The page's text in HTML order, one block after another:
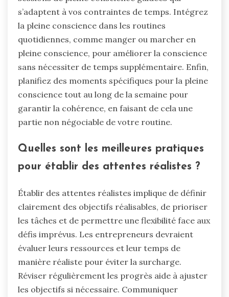
s’adaptent à vos contraintes de temps. Intégrez
la pleine conscience dans les routines
quotidiennes, comme manger ou marcher en
pleine conscience, pour améliorer la conscience
sans nécessiter de temps supplémentaire. Enfin,
planifiez des moments spécifiques pour la pleine
conscience tout au long de la semaine pour
garantir la cohérence, en faisant de cela une
partie non négociable de votre routine.
Quelles sont les meilleures pratiques
pour établir des attentes réalistes ?
Établir des attentes réalistes implique de définir
clairement des objectifs réalisables, de prioriser
les tâches et de permettre une flexibilité face aux
défis imprévus. Les entrepreneurs devraient
évaluer leurs ressources et leur temps de
manière réaliste pour éviter la surcharge.
Réviser régulièrement les progrès aide à ajuster
les objectifs si nécessaire. Communiquer